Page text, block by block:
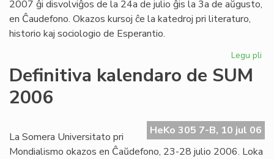
2007 ĝi disvolviĝos de la 24a de julio ĝis la 3a de aŭgusto,
en Ĉaudefono. Okazos kursoj ĉe la katedroj pri literaturo,
historio kaj sociologio de Esperantio.
Legu pli
Definitiva kalendaro de SUM
2006
HeKo 305 7-B, 10 jul 06
La Somera Universitato pri
Mondialismo okazos en Ĉaŭdefono, 23-28 julio 2006. Loka